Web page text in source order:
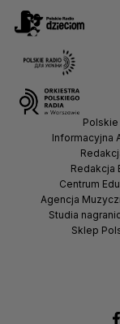
Polskie
Informacyjna
Redakcja
Centrum
Agencja
Studia
Sklep